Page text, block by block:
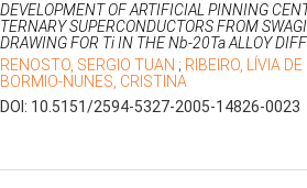
DEVELOPMENT OF ARTIFICIAL PINNING
TERNARY SUPERCONDUCTORS FROM
DRAWING FOR Ti IN THE Nb-20Ta ALLOY
RENOSTO, SERGIO TUAN ; RIBEIRO, LÍVIA
BORMIO-NUNES, CRISTINA
DOI: 10.5151/2594-5327-2005-14826-0023